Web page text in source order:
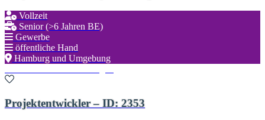
Vollzeit
Senior (>6 Jahren BE)
Gewerbe
öffentliche Hand
Hamburg und Umgebung
Projektentwickler – ID: 2353